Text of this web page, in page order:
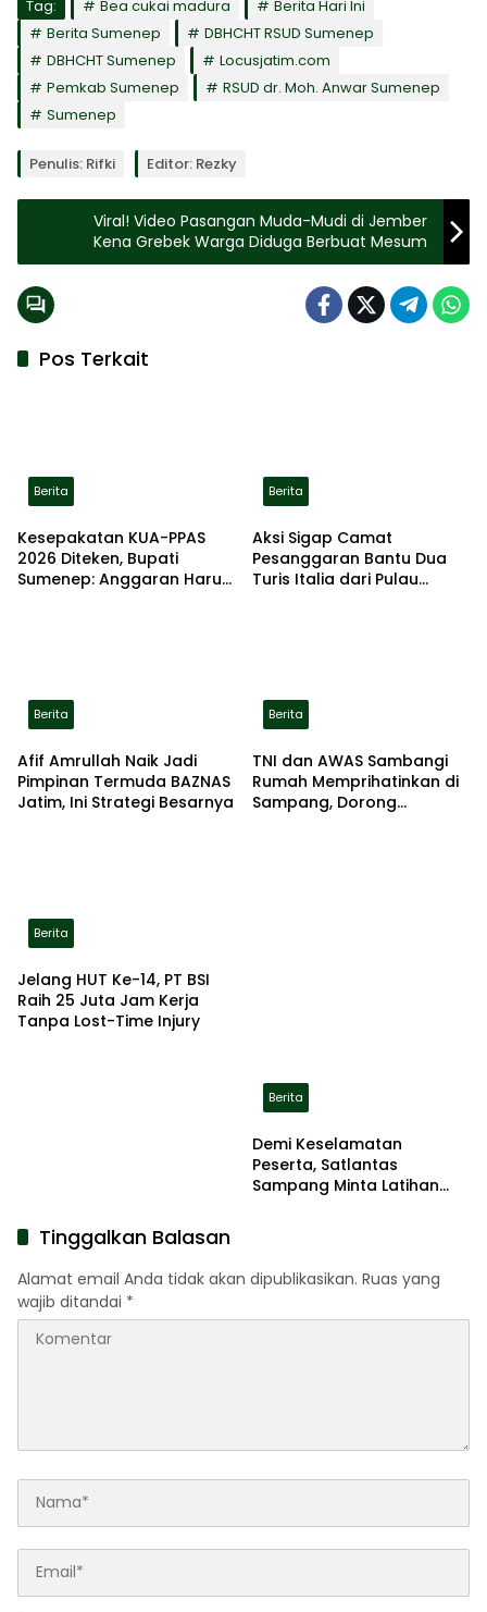
Tag: Bea cukai madura
Berita Hari Ini
Berita Sumenep
DBHCHT RSUD Sumenep
DBHCHT Sumenep
Locusjatim.com
Pemkab Sumenep
RSUD dr. Moh. Anwar Sumenep
Sumenep
Penulis: Rifki Editor: Rezky
Viral! Video Pasangan Muda-Mudi di Jember
Kena Grebek Warga Diduga Berbuat Mesum
Pos Terkait
Berita
Kesepakatan KUA-PPAS
2026 Diteken, Bupati
Sumenep: Anggaran Harus
Berita
Aksi Sigap Camat
Pesanggaran Bantu Dua
Turis Italia dari Pulau
Berita
Afif Amrullah Naik Jadi
Pimpinan Termuda BAZNAS
Jatim, Ini Strategi Besarnya
Berita
TNI dan AWAS Sambangi
Rumah Memprihatinkan di
Sampang, Dorong
Berita
Jelang HUT Ke-14, PT BSI
Raih 25 Juta Jam Kerja
Tanpa Lost-Time Injury
Berita
Demi Keselamatan
Peserta, Satlantas
Sampang Minta Latihan
Tinggalkan Balasan
Alamat email Anda tidak akan dipublikasikan. Ruas yang
wajib ditandai *